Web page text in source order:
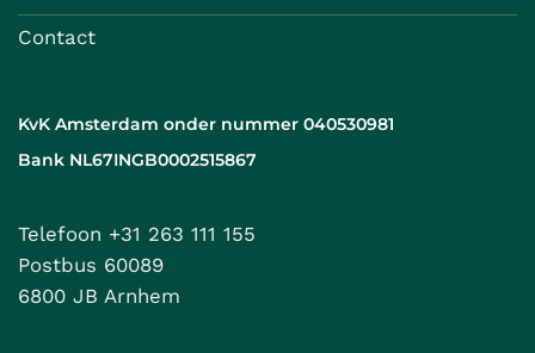
Contact
KvK Amsterdam onder nummer 040530981
Bank NL67INGB0002515867
Telefoon +31 263 111 155
Postbus 60089
6800 JB Arnhem